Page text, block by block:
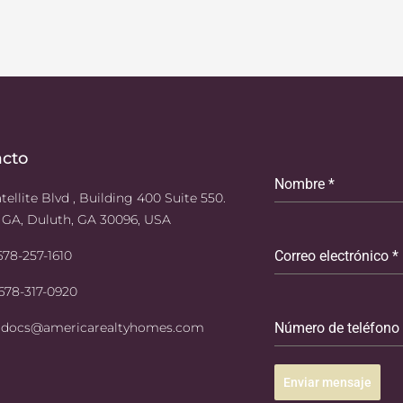
Blvd , Building 400 Suite 550.
Duluth, GA 30096, USA
257-1610
317-0920
Nombre *
Correo electrónico *
Número de teléfono
Enviar mensaje